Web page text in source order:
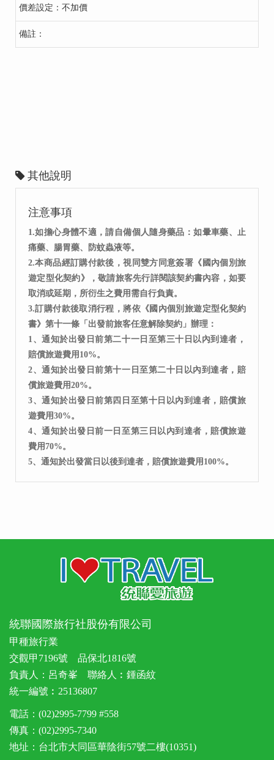
不加價
其他說明
注意事項
1.如擔心身體不適，請自備個人隨身藥品：如暈車藥、止
痛藥、腸胃藥、防蚊蟲液等。
2.本商品經訂購付款後，視同雙方同意簽署《國內個別旅
遊定型化契約》，敬請旅客先行詳閱該契約書內容，如要
取消或延期，所衍生之費用需自行負責。
3.訂購付款後取消行程，將依《國內個別旅遊定型化契約
書》第十一條「出發前旅客任意解除契約」辦理：
1、通知於出發日前第二十一日至第三十日以內到達者，
賠償旅遊費用10%。
2、通知於出發日前第十一日至第二十日以內到達者，賠
償旅遊費用20%。
3、通知於出發日前第四日至第十日以內到達者，賠償旅
遊費用30%。
4、通知於出發日前一日至第三日以內到達者，賠償旅遊
費用70%。
5、通知於出發當日以後到達者，賠償旅遊費用100%。
統聯國際旅行社股份有限公司
甲種旅行業
交觀甲7196號 品保北1816號
負責人：呂奇峯 聯絡人︰鍾函紋
統一編號︰25136807
電話：(02)2995-7799 #558
傳真：(02)2995-7340
地址：台北市大同區華陰街57號二樓(10351)